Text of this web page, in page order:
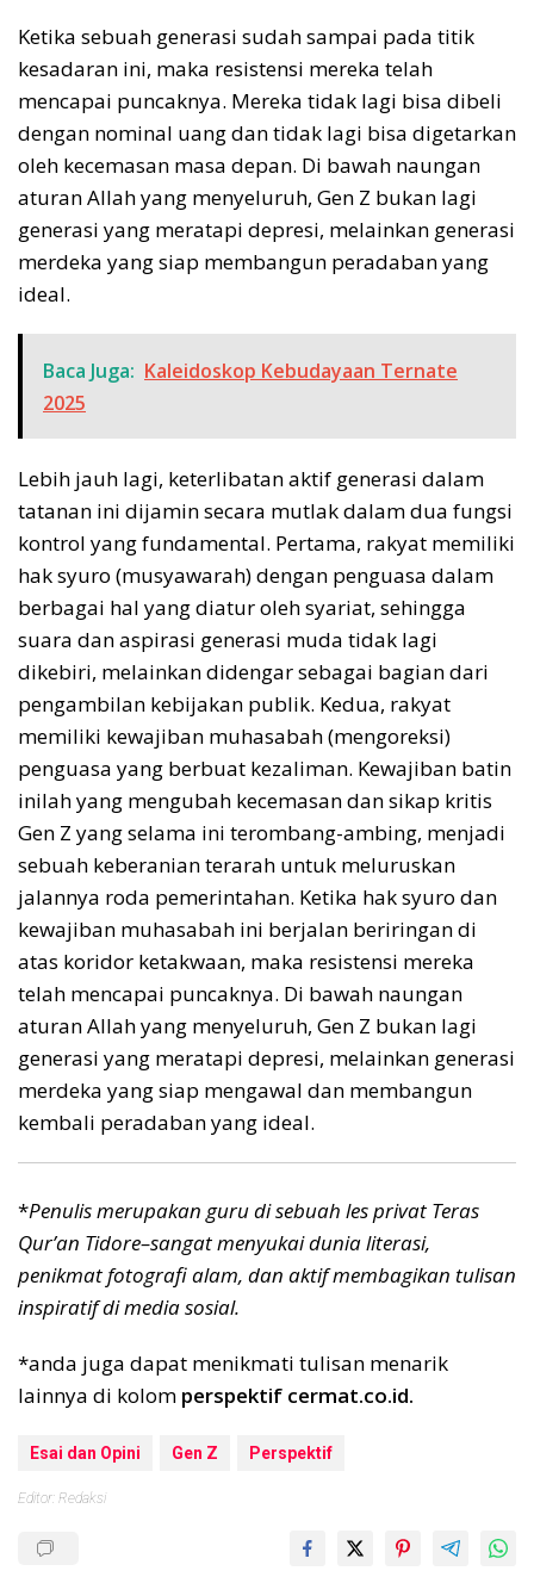
Ketika sebuah generasi sudah sampai pada titik
kesadaran ini, maka resistensi mereka telah
mencapai puncaknya. Mereka tidak lagi bisa dibeli
dengan nominal uang dan tidak lagi bisa digetarkan
oleh kecemasan masa depan. Di bawah naungan
aturan Allah yang menyeluruh, Gen Z bukan lagi
generasi yang meratapi depresi, melainkan generasi
merdeka yang siap membangun peradaban yang
ideal.
Baca Juga: Kaleidoskop Kebudayaan Ternate
2025
Lebih jauh lagi, keterlibatan aktif generasi dalam
tatanan ini dijamin secara mutlak dalam dua fungsi
kontrol yang fundamental. Pertama, rakyat memiliki
hak syuro (musyawarah) dengan penguasa dalam
berbagai hal yang diatur oleh syariat, sehingga
suara dan aspirasi generasi muda tidak lagi
dikebiri, melainkan didengar sebagai bagian dari
pengambilan kebijakan publik. Kedua, rakyat
memiliki kewajiban muhasabah (mengoreksi)
penguasa yang berbuat kezaliman. Kewajiban batin
inilah yang mengubah kecemasan dan sikap kritis
Gen Z yang selama ini terombang-ambing, menjadi
sebuah keberanian terarah untuk meluruskan
jalannya roda pemerintahan. Ketika hak syuro dan
kewajiban muhasabah ini berjalan beriringan di
atas koridor ketakwaan, maka resistensi mereka
telah mencapai puncaknya. Di bawah naungan
aturan Allah yang menyeluruh, Gen Z bukan lagi
generasi yang meratapi depresi, melainkan generasi
merdeka yang siap mengawal dan membangun
kembali peradaban yang ideal.
*Penulis merupakan guru di sebuah les privat Teras
Qur’an Tidore–sangat menyukai dunia literasi,
penikmat fotografi alam, dan aktif membagikan tulisan
inspiratif di media sosial.
*anda juga dapat menikmati tulisan menarik
lainnya di kolom perspektif cermat.co.id.
Esai dan Opini Gen Z Perspektif
Editor: Redaksi